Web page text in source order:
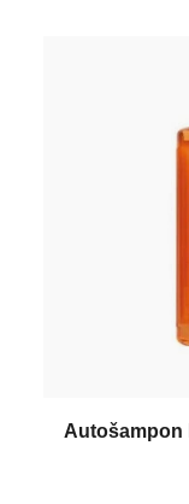
Autošampon